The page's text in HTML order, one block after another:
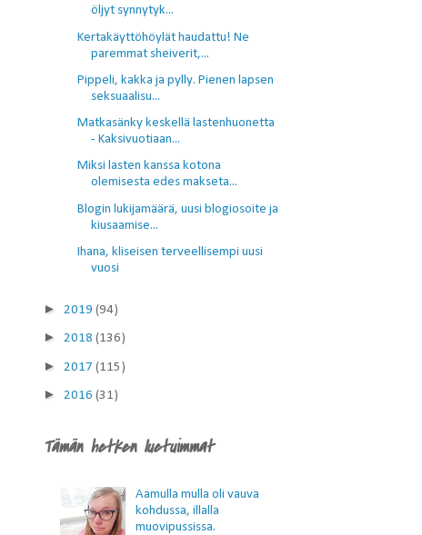
öljyt synnytyk...
Kertakäyttöhöylät haudattu! Ne
paremmat sheiverit,...
Pippeli, kakka ja pylly. Pienen lapsen
seksuaalisu...
Matkasänky keskellä lastenhuonetta
- Kaksivuotiaan...
Miksi lasten kanssa kotona
olemisesta edes makseta...
Blogin lukijamäärä, uusi blogiosoite ja
kiusaamise...
Ihana, kliseisen terveellisempi uusi
vuosi
► 2019 (94)
► 2018 (136)
► 2017 (115)
► 2016 (31)
Tämän hetken luetuimmat
Aamulla mulla oli vauva
kohdussa, illalla
muovipussissa.